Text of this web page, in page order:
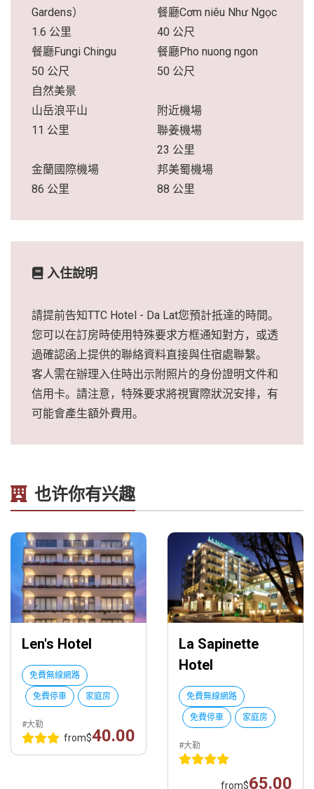
Gardens）
1.6 公里
餐廳Cơm niêu Như Ngọc
40 公尺
餐廳Fungi Chingu
50 公尺
餐廳Pho nuong ngon
50 公尺
自然美景
山岳浪平山
11 公里
附近機場
聯姜機場
23 公里
金蘭國際機場
86 公里
邦美蜀機場
88 公里
入住說明
請提前告知TTC Hotel - Da Lat您預計抵達的時間。
您可以在訂房時使用特殊要求方框通知對方，或透
過確認函上提供的聯絡資料直接與住宿處聯繫。
客人需在辦理入住時出示附照片的身份證明文件和
信用卡。請注意，特殊要求將視實際狀況安排，有
可能會產生額外費用。
也许你有兴趣
Len's Hotel
免費無線網路
免費停車 家庭房
#大勒
from$40.00
La Sapinette
Hotel
免費無線網路
免費停車 家庭房
#大勒
from$65.00